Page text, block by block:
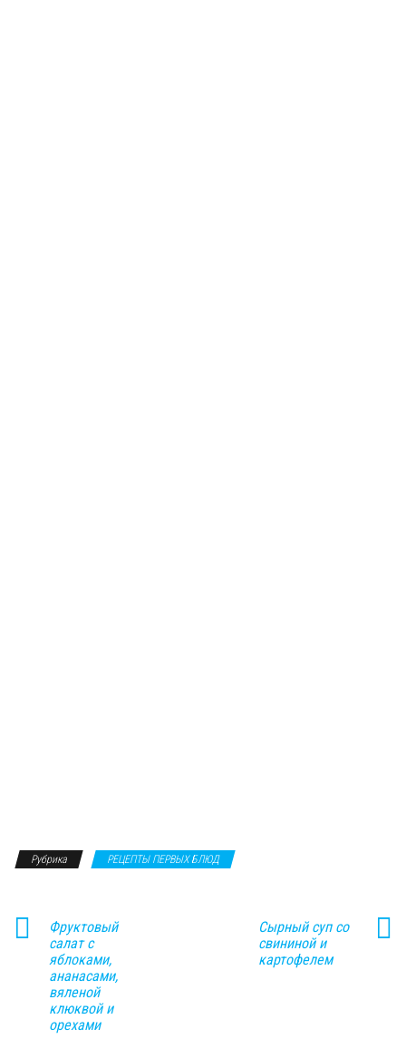
Рубрика РЕЦЕПТЫ ПЕРВЫХ БЛЮД
Фруктовый
салат с
яблоками,
ананасами,
вяленой
клюквой и
орехами
Сырный суп со
свининой и
картофелем